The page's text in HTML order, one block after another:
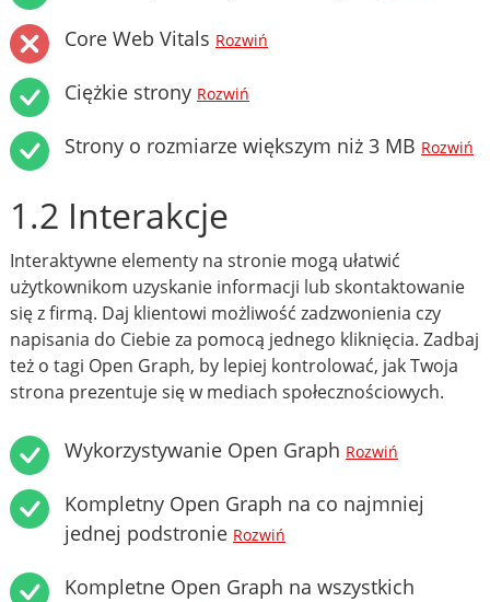
Core Web Vitals Rozwiń
Ciężkie strony Rozwiń
Strony o rozmiarze większym niż 3 MB Rozwiń
1.2 Interakcje
Interaktywne elementy na stronie mogą ułatwić
użytkownikom uzyskanie informacji lub skontaktowanie
się z firmą. Daj klientowi możliwość zadzwonienia czy
napisania do Ciebie za pomocą jednego kliknięcia. Zadbaj
też o tagi Open Graph, by lepiej kontrolować, jak Twoja
strona prezentuje się w mediach społecznościowych.
Wykorzystywanie Open Graph Rozwiń
Kompletny Open Graph na co najmniej
jednej podstronie Rozwiń
Kompletne Open Graph na wszystkich